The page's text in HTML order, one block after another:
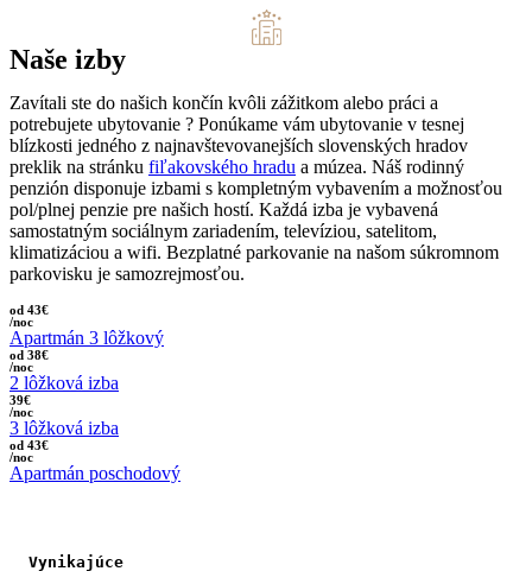
Naše izby
Zavítali ste do našich končín kvôli zážitkom alebo práci a
potrebujete ubytovanie ? Ponúkame vám ubytovanie v tesnej
blízkosti jedného z najnavštevovanejších slovenských hradov
preklik na stránku fiľakovského hradu a múzea. Náš rodinný
penzión disponuje izbami s kompletným vybavením a možnosťou
pol/plnej penzie pre našich hostí. Každá izba je vybavená
samostatným sociálnym zariadením, televíziou, satelitom,
klimatizáciou a wifi. Bezplatné parkovanie na našom súkromnom
parkovisku je samozrejmosťou.
od 43€
/noc
Apartmán 3 lôžkový
od 38€
/noc
2 lôžková izba
39€
/noc
3 lôžková izba
od 43€
/noc
Apartmán poschodový
Vynikajúce